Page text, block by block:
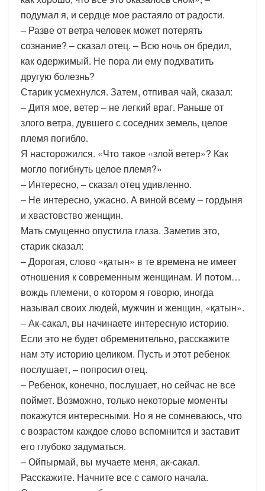
подумал я, и сердце мое растаяло от радости.
– Разве от ветра человек может потерять
сознание? – сказал отец. – Всю ночь он бредил,
как одержимый. Не пора ли ему подхватить
другую болезнь?
Старик усмехнулся. Затем, отпивая чай, сказал:
– Дитя мое, ветер – не легкий враг. Раньше от
злого ветра, дувшего с соседних земель, целое
племя погибло.
Я насторожился. «Что такое «злой ветер»? Как
могло погибнуть целое племя?»
– Интересно, – сказал отец удивленно.
– Не интересно, ужасно. А виной всему – гордыня
и хвастовство женщин.
Мать смущенно опустила глаза. Заметив это,
старик сказал:
– Дорогая, слово «қатын» в те времена не имеет
отношения к современным женщинам. И потом…
вождь племени, о котором я говорю, иногда
называл своих людей, мужчин и женщин, «қатын».
– Ак-сакал, вы начинаете интересную историю.
Если это не будет обременительно, расскажите
нам эту историю целиком. Пусть и этот ребенок
послушает, – попросил отец.
– Ребенок, конечно, послушает, но сейчас не все
поймет. Возможно, только некоторые моменты
покажутся интересными. Но я не сомневаюсь, что
с возрастом каждое слово вспомнится и заставит
его глубоко задуматься.
– Ойпырмай, вы мучаете меня, ак-сакал.
Расскажите. Начните все с самого начала.